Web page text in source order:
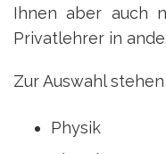
Ihnen aber auch
Privatlehrer in
Zur Auswahl
Physik